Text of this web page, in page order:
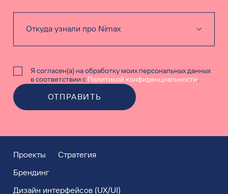
Я согласен(а) на обработку моих персональных данных
в соответствии с Политикой конфиденциальности.
ОТПРАВИТЬ
Проекты
Стратегия
Брендинг
Дизайн интерфейсов (UX/UI)